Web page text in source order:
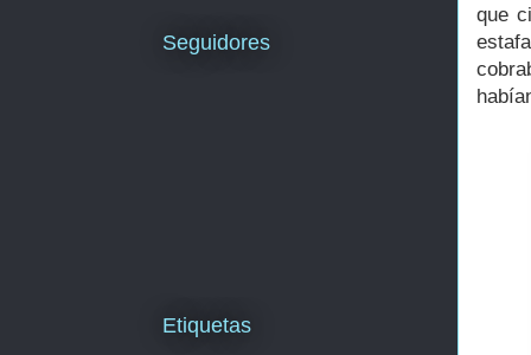
que
Seguidores
Etiquetas